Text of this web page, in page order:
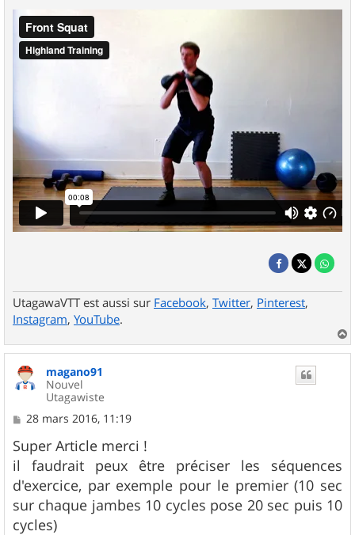
UtagawaVTT est aussi sur Facebook, Twitter, Pinterest,
Instagram, YouTube.
a
magano91
Nouvel
Utagawiste
M
s
s
g
e
28 mars 2016, 11:19
Super Article merci !
il faudrait peux être préciser les séquences
d'exercice, par exemple pour le premier (10 sec
sur chaque jambes 10 cycles pose 20 sec puis 10
cycles)